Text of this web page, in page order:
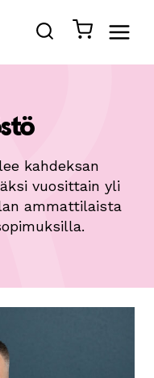
kahdeksan
vuosittain yli
ammattilaista